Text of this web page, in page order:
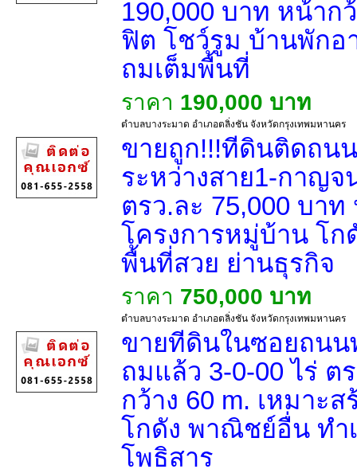
190,000 บาท หน้าก
ฟิต โชว์รูม บ้านพักอ
ถมเต็มพื้นที่
ราคา 190,000 บาท
ตำบลบางระมาด อำเภอตลิ่งชัน จังหวัดกรุงเทพมหานคร
ขายถูก!!!ที่ดินติดถน
ระหว่างสาย1-กาญจ
ตรว.ละ 75,000 บา
โครงการหมู่บ้าน โก
พื้นที่สวย ย่านธุรกิจ
ราคา 750,000 บาท
ตำบลบางระมาด อำเภอตลิ่งชัน จังหวัดกรุงเทพมหานคร
ขายที่ดินในซอยถน
ถมแล้ว 3-0-00 ไร่ ต
กว้าง 60 m. เหมาะ
โกดัง พาณิชย์อื่น ทำ
โพธิสาร